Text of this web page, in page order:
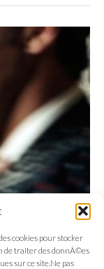
cookies pour stocker
de traiter des donnÃ©es
sur ce site.Ne pas